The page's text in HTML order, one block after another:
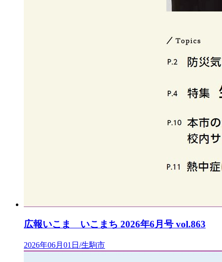
広報いこま いこまち 2026年6月号 vol.863
2026年06月01日/生駒市